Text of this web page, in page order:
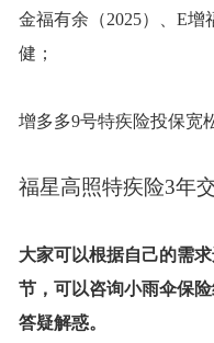
金福有余（2025）、E
健；
增多多9号特疾险投保宽
福星高照特疾险3年
大家可以根据自己的需
节，可以咨询小雨伞保
答疑解惑。